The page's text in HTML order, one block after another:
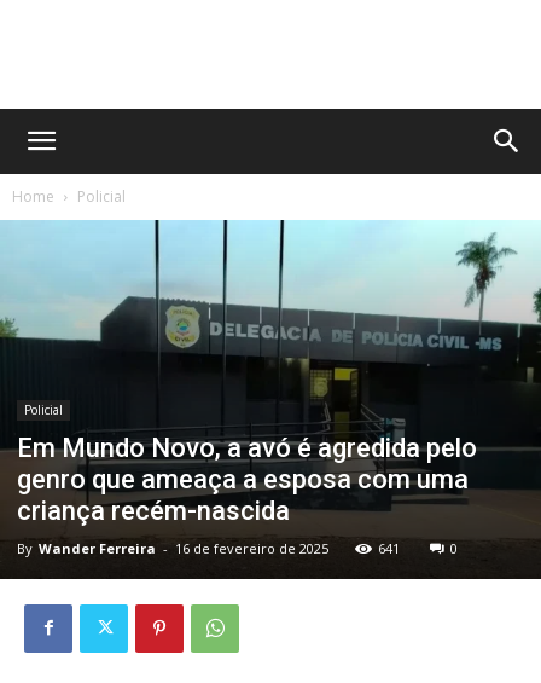
No
Olhar
MS
Home Policial
Policial
Em Mundo Novo, a avó é agredida pelo
genro que ameaça a esposa com uma
criança recém-nascida
By Wander Ferreira - 16 de fevereiro de 2025 641 0